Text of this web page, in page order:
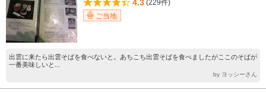
(229件)
ご当地
出雲に来たら出雲そばを食べないと。あちこち出雲そばを食べましたがここのそばが
一番美味しいと...
by ヨッシーさん